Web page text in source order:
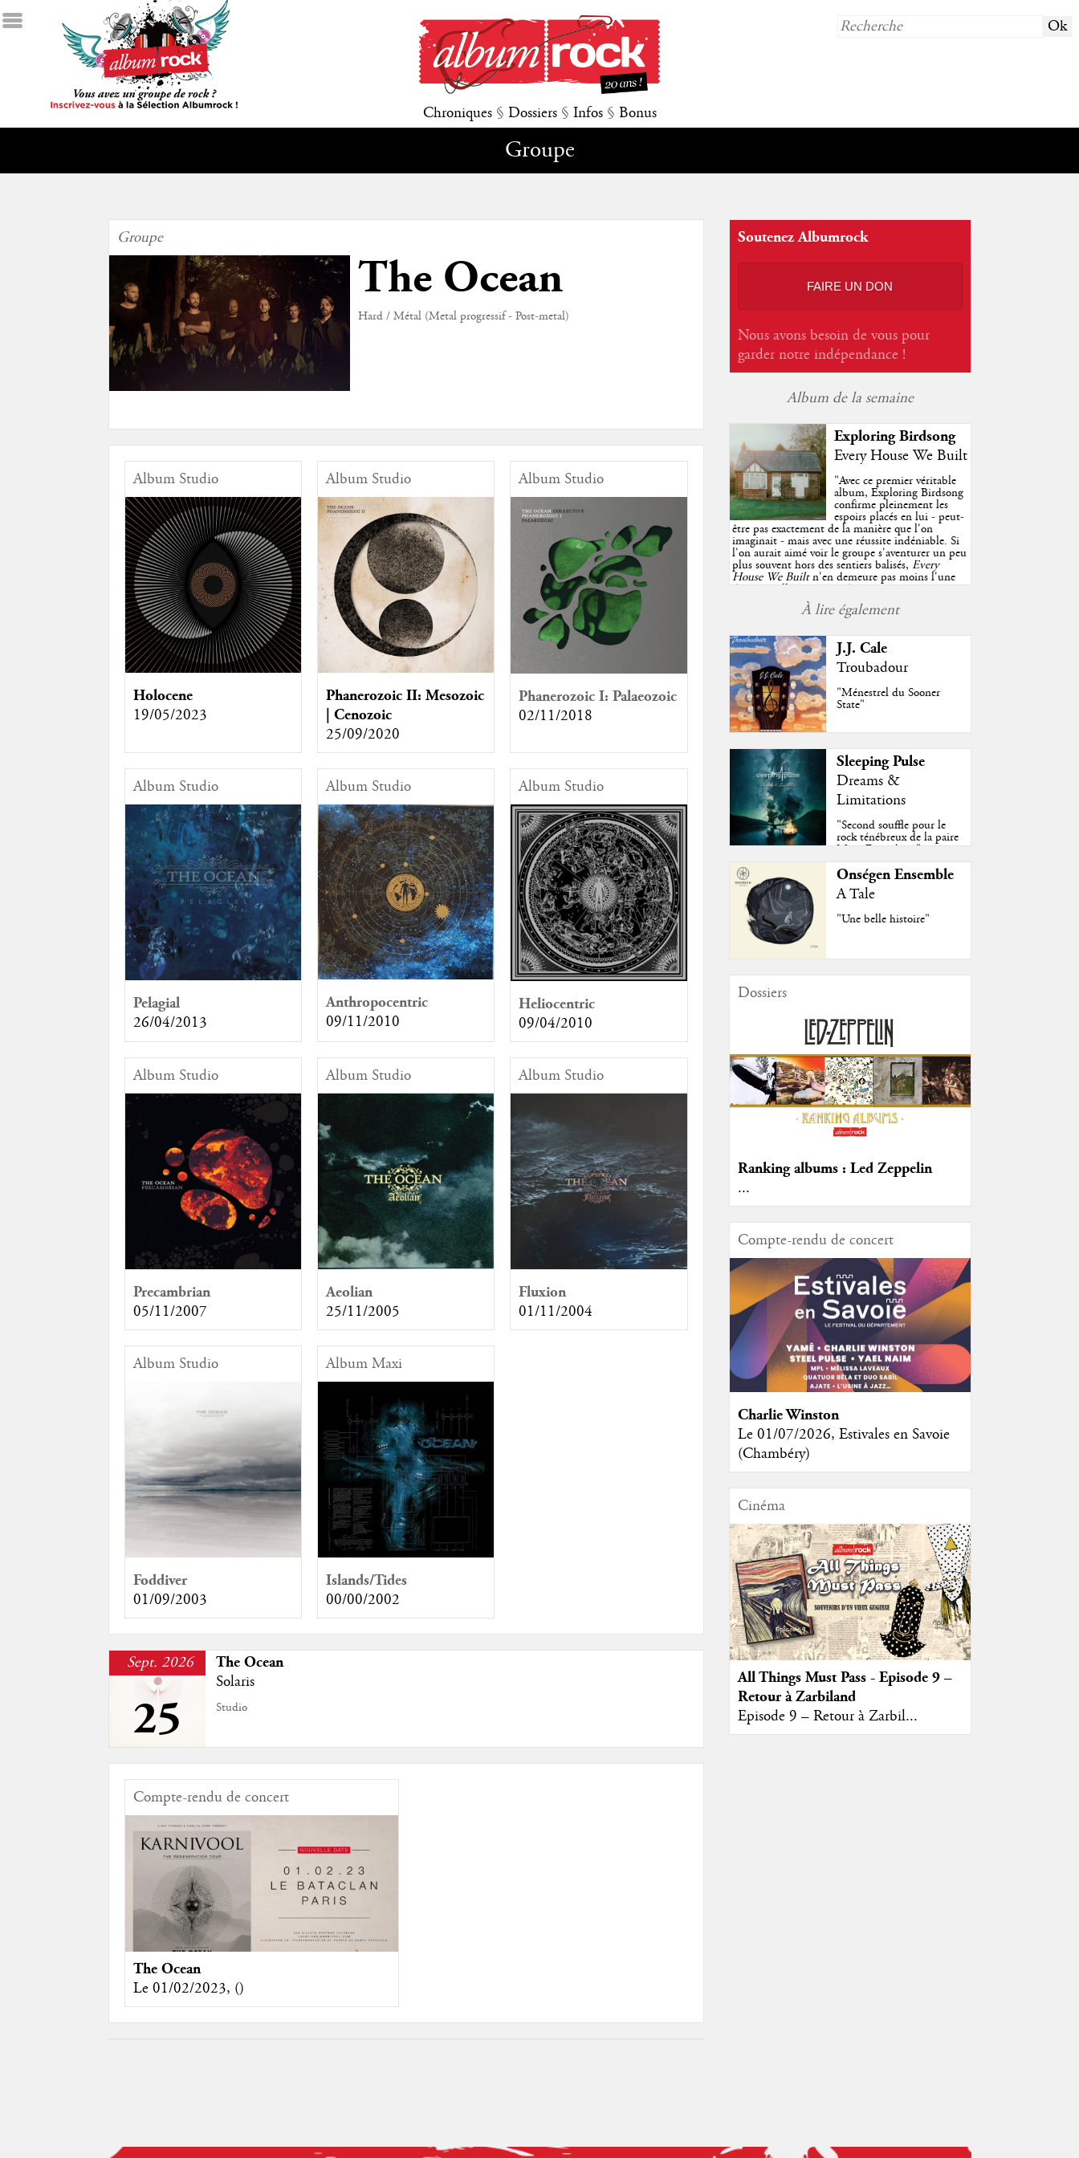
Chroniques § Dossiers § Infos § Bonus
Groupe
Groupe
The Ocean
Hard / Métal (Metal progressif - Post-metal)
Album Studio
Holocene
19/05/2023
Album Studio
Phanerozoic II: Mesozoic
| Cenozoic
25/09/2020
Album Studio
Phanerozoic I: Palaeozoic
02/11/2018
Album Studio
Pelagial
26/04/2013
Album Studio
Anthropocentric
09/11/2010
Album Studio
Heliocentric
09/04/2010
Album Studio
Precambrian
05/11/2007
Album Studio
Aeolian
25/11/2005
Album Studio
Fluxion
01/11/2004
Album Studio
Foddiver
01/09/2003
Album Maxi
Islands/Tides
00/00/2002
Sept. 2026
25
The Ocean
Solaris
Studio
Compte-rendu de concert
The Ocean
Le 01/02/2023, ()
Soutenez Albumrock
FAIRE UN DON
Nous avons besoin de vous pour
garder notre indépendance !
Album de la semaine
Exploring Birdsong
Every House We Built
"Avec ce premier véritable
album, Exploring Birdsong
confirme pleinement les
espoirs placés en lui - peut-
être pas exactement de la manière que l'on
imaginait - mais avec une réussite indéniable. Si
l'on aurait aimé voir le groupe s'aventurer un peu
plus souvent hors des sentiers balisés,Every
House We Builtn'en demeure pas moins l'une
des très belles surprises de cette année, porté par
plusieurs morceaux qui trouveront sans difficulté
une place de choix dans vos playlists estivales.
À lire également
J.J. Cale
Troubadour
"Ménestrel du Sooner
State"
Sleeping Pulse
Dreams &
Limitations
"Second souffle pour le
rock ténébreux de la paire
Moss-Fazendeiro"
Onségen Ensemble
A Tale
"Une belle histoire"
Dossiers
Ranking albums : Led Zeppelin
...
Compte-rendu de concert
Charlie Winston
Le 01/07/2026, Estivales en Savoie
(Chambéry)
Cinéma
All Things Must Pass - Episode 9 –
Retour à Zarbiland
Episode 9 – Retour à Zarbil...